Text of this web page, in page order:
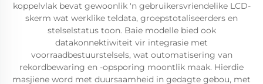
koppelvlak bevat gewoonlik 'n gebruikersvriendelike LCD-
skerm wat werklike teldata, groepstotaliseerders en
stelselstatus toon. Baie modelle bied ook
datakonnektiwiteit vir integrasie met
voorraadbestuurstelsels, wat outomatisering van
rekordbewaring en -opsporing moontlik maak. Hierdie
masjiene word met duursaamheid in gedagte gebou, met